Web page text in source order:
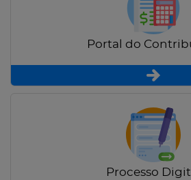
Portal do
Processo